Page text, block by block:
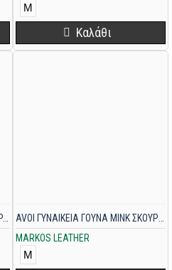
M
Καλάθι
MARKOS LEATHER
M